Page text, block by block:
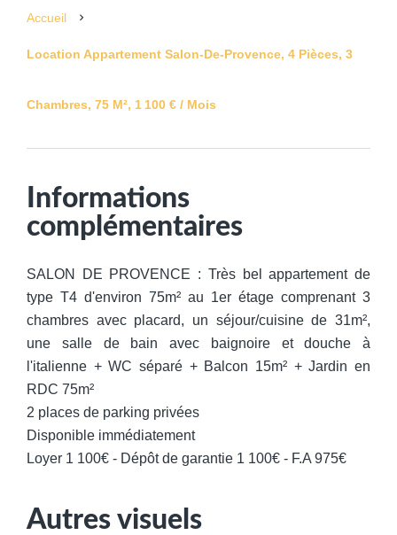
Accueil
Location Appartement Salon-De-Provence, 4 Pièces, 3
Chambres, 75 M², 1 100 € / Mois
Informations
complémentaires
SALON DE PROVENCE : Très bel appartement de
type T4 d'environ 75m² au 1er étage comprenant 3
chambres avec placard, un séjour/cuisine de 31m²,
une salle de bain avec baignoire et douche à
l'italienne + WC séparé + Balcon 15m² + Jardin en
RDC 75m²
2 places de parking privées
Disponible immédiatement
Loyer 1 100€ - Dépôt de garantie 1 100€ - F.A 975€
Autres visuels